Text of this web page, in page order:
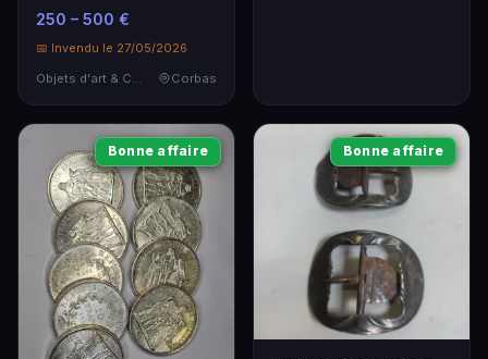
Chine du Sud, XIXe
siècle
250 – 500 €
📅 Invendu le 27/05/2026
Objets d'art & Curiosités
Corbas
Bonne affaire Bonne affaire